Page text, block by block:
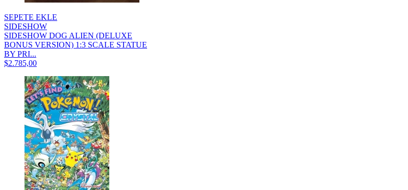
SEPETE EKLE
SIDESHOW
SIDESHOW DOG ALIEN (DELUXE
BONUS VERSION) 1:3 SCALE STATUE
BY PRI...
$2.785,00